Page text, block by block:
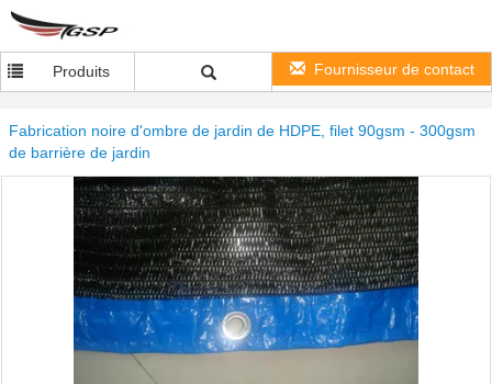
Produits Fournisseur de contact
Fabrication noire d'ombre de jardin de HDPE, filet 90gsm - 300gsm
de barrière de jardin